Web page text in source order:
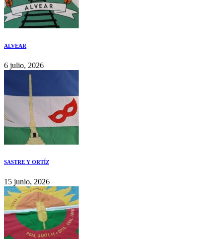
ALVEAR
6 julio, 2026
SASTRE Y ORTÍZ
15 junio, 2026